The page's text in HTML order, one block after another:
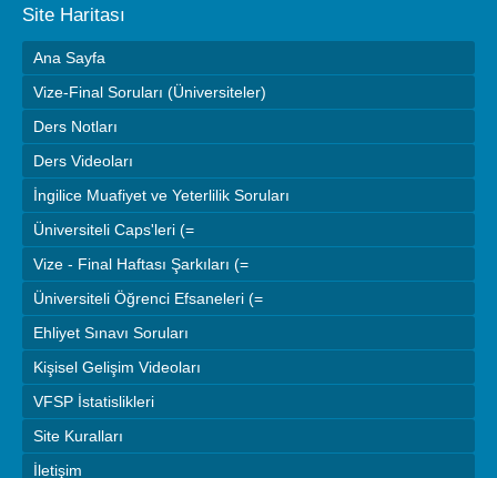
Site Haritası
Ana Sayfa
Vize-Final Soruları (Üniversiteler)
Ders Notları
Ders Videoları
İngilice Muafiyet ve Yeterlilik Soruları
Üniversiteli Caps'leri (=
Vize - Final Haftası Şarkıları (=
Üniversiteli Öğrenci Efsaneleri (=
Ehliyet Sınavı Soruları
Kişisel Gelişim Videoları
VFSP İstatislikleri
Site Kuralları
İletişim